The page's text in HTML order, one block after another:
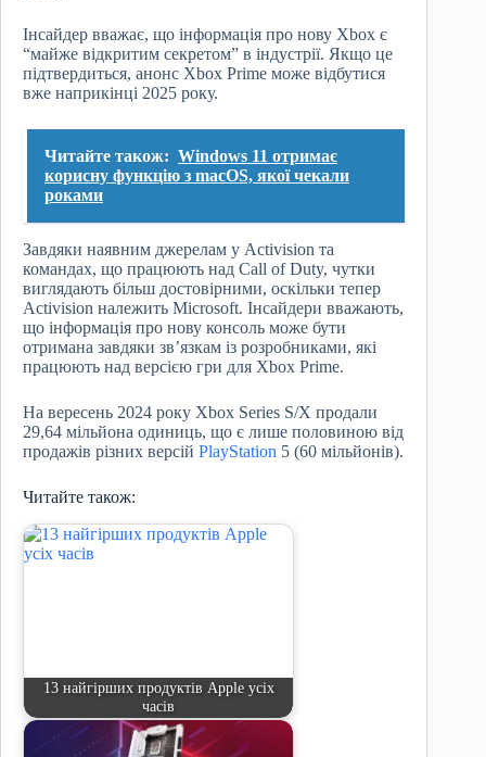
Інсайдер вважає, що інформація про нову Xbox є
“майже відкритим секретом” в індустрії. Якщо це
підтвердиться, анонс Xbox Prime може відбутися
вже наприкінці 2025 року.
Читайте також: Windows 11 отримає
корисну функцію з macOS, якої чекали
роками
Завдяки наявним джерелам у Activision та
командах, що працюють над Call of Duty, чутки
виглядають більш достовірними, оскільки тепер
Activision належить Microsoft. Інсайдери вважають,
що інформація про нову консоль може бути
отримана завдяки зв’язкам із розробниками, які
працюють над версією гри для Xbox Prime.
На вересень 2024 року Xbox Series S/X продали
29,64 мільйона одиниць, що є лише половиною від
продажів різних версій PlayStation 5 (60 мільйонів).
Читайте також:
13 найгірших продуктів Apple усіх
часів